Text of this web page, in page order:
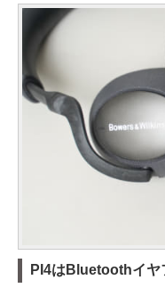
PI4はBluetoothイヤ